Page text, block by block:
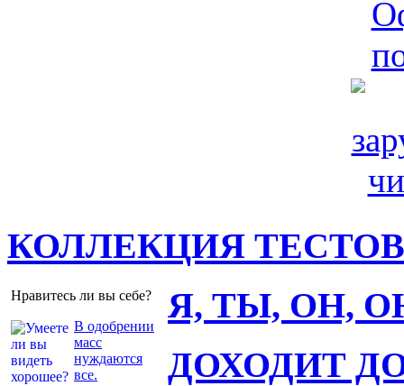
КОЛЛЕКЦИЯ ТЕСТОВ
Нравитесь ли вы себе?
В одобрении
масс
нуждаются
все.
Я, ТЫ, ОН,
ДОХОДИТ